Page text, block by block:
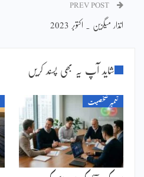
انذار میگزین ۔ اکتوبر 2023
شاید آپ یہ بھی پسند کریں
تعمیر شخصیت